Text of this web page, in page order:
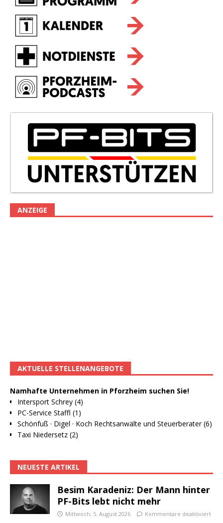
ANZEIGE
AKTUELLE STELLENANGEBOTE
Namhafte Unternehmen in Pforzheim suchen Sie!
Intersport Schrey (4)
PC-Service Staffl (1)
Schönfuß · Digel · Koch Rechtsanwälte und Steuerberater (6)
Taxi Niedersetz (2)
NEUESTE ARTIKEL
Besim Karadeniz: Der Mann hinter
PF-Bits lebt nicht mehr
Mittwoch, 5. August 2026 Kommentare deaktiviert